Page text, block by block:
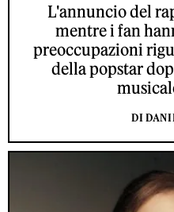
L'annuncio del
mentre i fan
preoccupazioni
della popstar
DI